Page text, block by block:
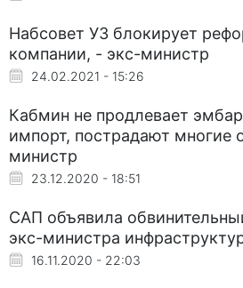
Набсовет УЗ блокирует
компании, - экс-министр
24.02.2021 - 15:26
Кабмин не продлевает
импорт, пострадают многие
министр
23.12.2020 - 18:51
САП объявила
экс-министра
16.11.2020 - 22:03